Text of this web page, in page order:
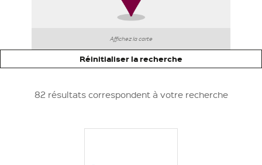
Affichez la carte
Réinitialiser la recherche
82 résultats correspondent à votre recherche